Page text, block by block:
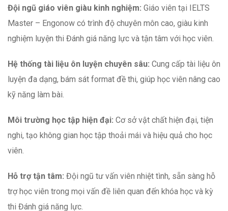
Đội ngũ giáo viên giàu kinh nghiệm: Giáo viên tại IELTS
Master – Engonow có trình độ chuyên môn cao, giàu kinh
nghiệm luyện thi Đánh giá năng lực và tận tâm với học viên.
Hệ thống tài liệu ôn luyện chuyên sâu: Cung cấp tài liệu ôn
luyện đa dạng, bám sát format đề thi, giúp học viên nâng cao
kỹ năng làm bài.
Môi trường học tập hiện đại: Cơ sở vật chất hiện đại, tiện
nghi, tạo không gian học tập thoải mái và hiệu quả cho học
viên.
Hỗ trợ tận tâm: Đội ngũ tư vấn viên nhiệt tình, sẵn sàng hỗ
trợ học viên trong mọi vấn đề liên quan đến khóa học và kỳ
thi Đánh giá năng lực.